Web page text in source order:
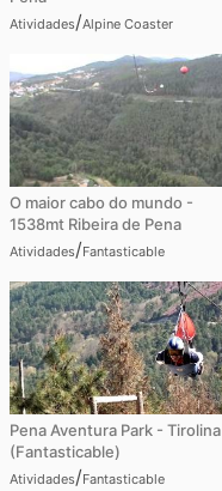
Atividades/Alpine Coaster
O maior cabo do mundo -
1538mt Ribeira de Pena
Atividades/Fantasticable
Pena Aventura Park - Tirolina
(Fantasticable)
Atividades/Fantasticable